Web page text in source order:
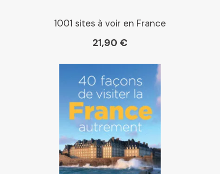
1001 sites à voir en France
21,90 €